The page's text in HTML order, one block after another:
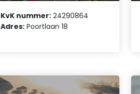
KvK nummer: 24290864
Adres: Poortlaan 18